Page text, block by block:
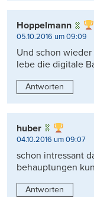
Hoppelmann
05.10.2016 um 09:09
Und schon
lebe die digitale
Antworten
huber
04.10.2016 um 09:07
schon intressant
behauptungen
Antworten